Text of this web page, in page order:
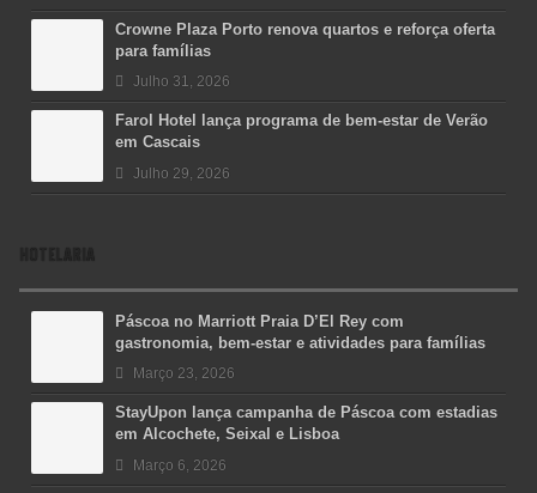
Crowne Plaza Porto renova quartos e reforça oferta
para famílias
Julho 31, 2026
Farol Hotel lança programa de bem-estar de Verão
em Cascais
Julho 29, 2026
HOTELARIA
Páscoa no Marriott Praia D’El Rey com
gastronomia, bem-estar e atividades para famílias
Março 23, 2026
StayUpon lança campanha de Páscoa com estadias
em Alcochete, Seixal e Lisboa
Março 6, 2026